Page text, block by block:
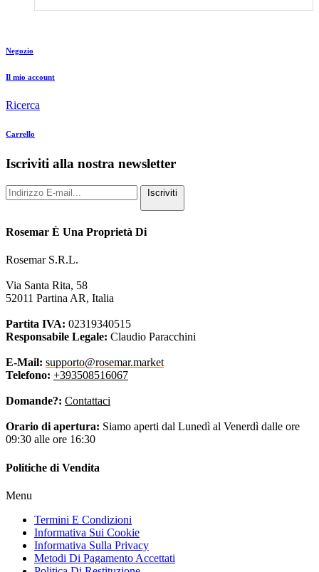
Negozio
Il mio account
Ricerca
Carrello
Iscriviti alla nostra newsletter
Iscriviti
Rosemar È Una Proprietà Di
Rosemar S.R.L.
Via Santa Rita, 58
52011 Partina AR, Italia
Partita IVA: 02319340515
Responsabile Legale: Claudio Paracchini
E-Mail: supporto@rosemar.market
Telefono: +393508516067
Domande?: Contattaci
Orario di apertura: Siamo aperti dal Lunedì al Venerdì dalle ore
09:30 alle ore 16:30
Politiche di Vendita
Menu
Termini E Condizioni
Informativa Sui Cookie
Informativa Sulla Privacy
Metodi Di Pagamento Accettati